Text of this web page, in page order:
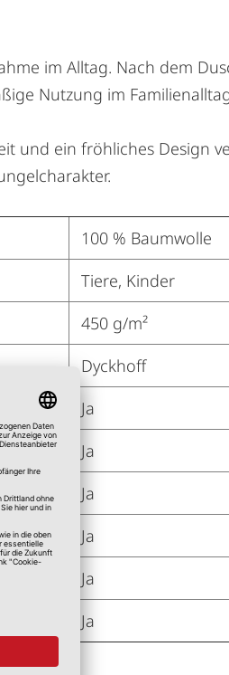
im Alltag. Nach dem
Nutzung im
und ein fröhliches Design
100 % Baumwolle
Tiere, Kinder
450 g/m²
Dyckhoff
Ja
Ja
Ja
Ja
Ja
Ja